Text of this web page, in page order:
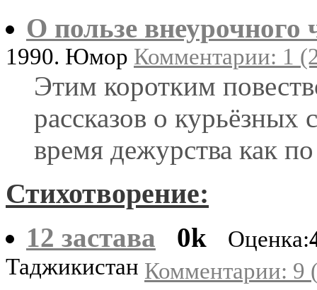
О пользе внеурочного
1990. Юмор Комментарии: 1
Этим коротким
рассказов о
время дежурства как
Стихотворение:
12 застава 0k Оценка:
Таджикистан Комментарии: 9